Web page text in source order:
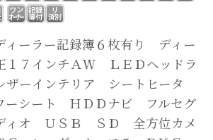
ーラー記録簿６枚有り ディー
７インチＡＷ ＬＥＤヘッドラ
ーインテリア シートヒータ
ーシート ＨＤＤナビ フルセグ
ィオ ＵＳＢ ＳＤ 全方位カメ